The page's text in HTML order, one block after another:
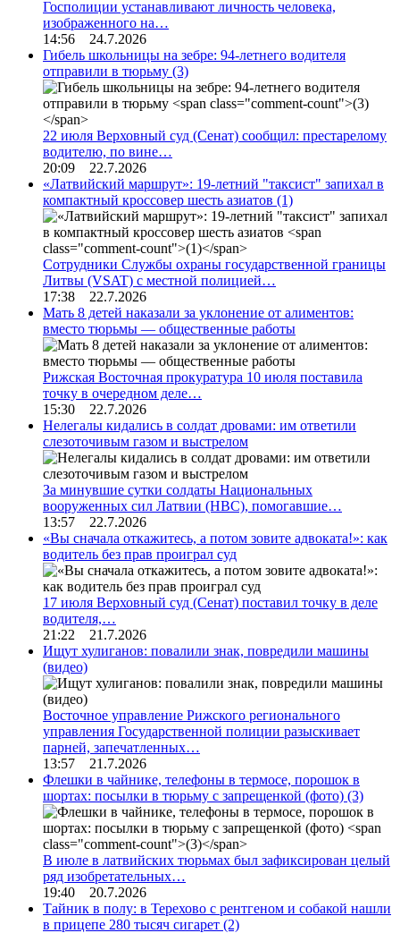
Госполиции устанавливают личность человека,
изображенного на…
14:56 24.7.2026
Гибель школьницы на зебре: 94-летнего водителя
отправили в тюрьму (3)
22 июля Верховный суд (Сенат) сообщил: престарелому
водителю, по вине…
20:09 22.7.2026
«Латвийский маршрут»: 19-летний "таксист" запихал в
компактный кроссовер шесть азиатов (1)
Сотрудники Службы охраны государственной границы
Литвы (VSAT) с местной полицией…
17:38 22.7.2026
Мать 8 детей наказали за уклонение от алиментов:
вместо тюрьмы — общественные работы
Рижская Восточная прокуратура 10 июля поставила
точку в очередном деле…
15:30 22.7.2026
Нелегалы кидались в солдат дровами: им ответили
слезоточивым газом и выстрелом
За минувшие сутки солдаты Национальных
вооруженных сил Латвии (НВС), помогавшие…
13:57 22.7.2026
«Вы сначала откажитесь, а потом зовите адвоката!»: как
водитель без прав проиграл суд
17 июля Верховный суд (Сенат) поставил точку в деле
водителя,…
21:22 21.7.2026
Ищут хулиганов: повалили знак, повредили машины
(видео)
Восточное управление Рижского регионального
управления Государственной полиции разыскивает
парней, запечатленных…
13:57 21.7.2026
Флешки в чайнике, телефоны в термосе, порошок в
шортах: посылки в тюрьму с запрещенкой (фото) (3)
В июле в латвийских тюрьмах был зафиксирован целый
ряд изобретательных…
19:40 20.7.2026
Тайник в полу: в Терехово с рентгеном и собакой нашли
в прицепе 280 тысяч сигарет (2)